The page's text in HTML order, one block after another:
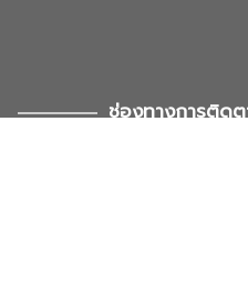
ช่องทางการติด